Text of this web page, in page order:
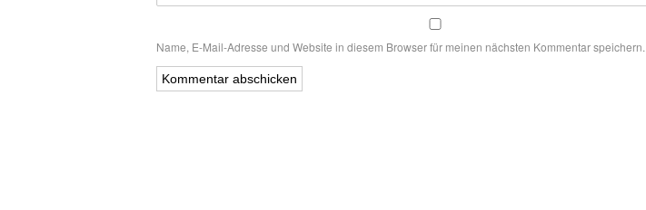
Name, E-Mail-Adresse und Website in diesem Browser für meinen nächsten Kommentar speichern.